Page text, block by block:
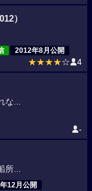
）
2012年8月公開
★★★★☆ 4
な...
-
所...
12月公開